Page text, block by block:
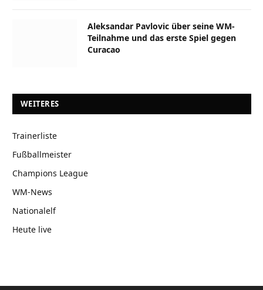
Aleksandar Pavlovic über seine WM-
Teilnahme und das erste Spiel gegen
Curacao
WEITERES
Trainerliste
Fußballmeister
Champions League
WM-News
Nationalelf
Heute live